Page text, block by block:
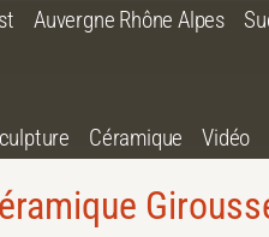
Auvergne Rhône Alpes
Céramique Vidéo